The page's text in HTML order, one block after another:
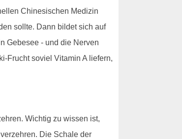
Chinesischen Medizin
sollte. Dann bildet sich auf
Gebesee - und die Nerven
Frucht soviel Vitamin A liefern,
Wichtig zu wissen ist,
Die Schale der